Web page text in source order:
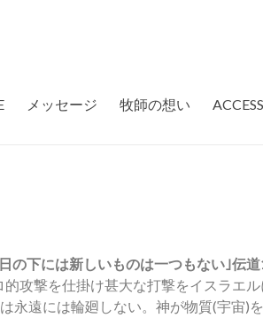
メッセージ 牧師の想い ACCESS
下には新しいものは一つもない｣伝道
攻撃を仕掛け甚大な打撃をイスラエル
遠には輪廻しない。神が物質(宇宙)